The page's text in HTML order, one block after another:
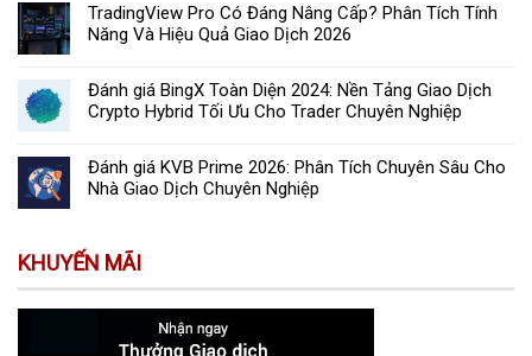
TradingView Pro Có Đáng Nâng Cấp? Phân Tích Tính
Năng Và Hiệu Quả Giao Dịch 2026
Đánh giá BingX Toàn Diện 2024: Nền Tảng Giao Dịch
Crypto Hybrid Tối Ưu Cho Trader Chuyên Nghiệp
Đánh giá KVB Prime 2026: Phân Tích Chuyên Sâu Cho
Nhà Giao Dịch Chuyên Nghiệp
KHUYẾN MÃI